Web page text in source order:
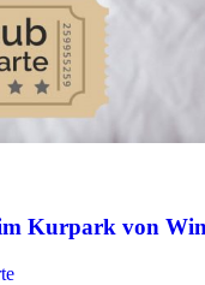
Kurpark von